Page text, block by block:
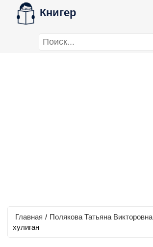
Книгер
Главная / Полякова Татьяна Викторовна
хулиган